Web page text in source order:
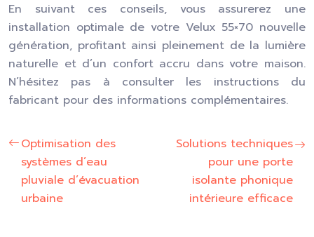
En suivant ces conseils, vous assurerez une
installation optimale de votre Velux 55×70 nouvelle
génération, profitant ainsi pleinement de la lumière
naturelle et d’un confort accru dans votre maison.
N’hésitez pas à consulter les instructions du
fabricant pour des informations complémentaires.
Optimisation des
systèmes d’eau
pluviale d’évacuation
urbaine
Solutions techniques
pour une porte
isolante phonique
intérieure efficace